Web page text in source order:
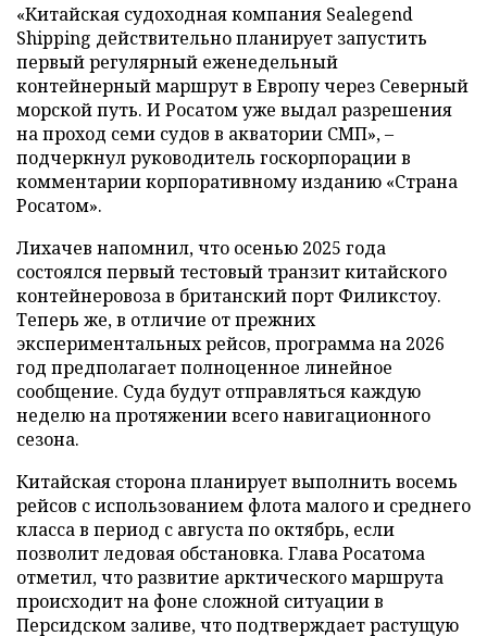
«Китайская судоходная компания Sealegend
Shipping действительно планирует запустить
первый регулярный еженедельный
контейнерный маршрут в Европу через Северный
морской путь. И Росатом уже выдал разрешения
на проход семи судов в акватории СМП», –
подчеркнул руководитель госкорпорации в
комментарии корпоративному изданию «Страна
Росатом».
Лихачев напомнил, что осенью 2025 года
состоялся первый тестовый транзит китайского
контейнеровоза в британский порт Филикстоу.
Теперь же, в отличие от прежних
экспериментальных рейсов, программа на 2026
год предполагает полноценное линейное
сообщение. Суда будут отправляться каждую
неделю на протяжении всего навигационного
сезона.
Китайская сторона планирует выполнить восемь
рейсов с использованием флота малого и среднего
класса в период с августа по октябрь, если
позволит ледовая обстановка. Глава Росатома
отметил, что развитие арктического маршрута
происходит на фоне сложной ситуации в
Персидском заливе, что подтверждает растущую